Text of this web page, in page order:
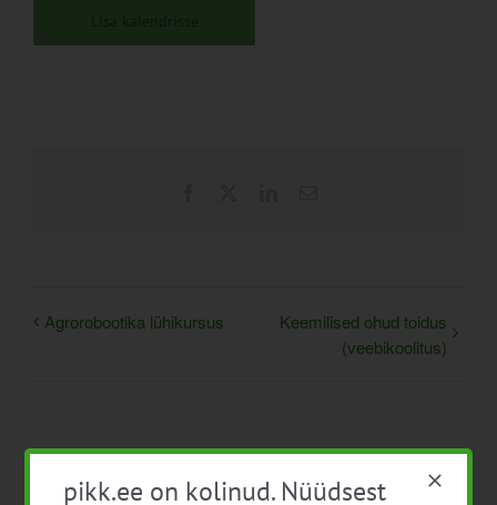
Agrorobootika lühikursus
Keemilised ohud toidus
(veebikoolitus)
pikk.ee on kolinud. Nüüdsest